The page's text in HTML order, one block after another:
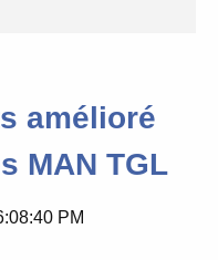
amélioré
MAN TGL
PM